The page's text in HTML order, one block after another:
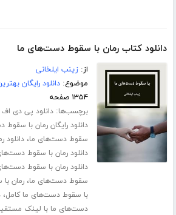
دانلود کتاب رمان با سقوط دست‌های ما
از:زینب ایلخانی
موضوع:دانلود رایگان
۱۳۵۴ صفحه
برچسب‌ها:دانلود پی دی
دانلود رایگان رمان با
سقوط دست‌های ما،
دانلود رمان با سقوط
دانلود رمان با سقوط
سقوط دست‌های ما،رمان
با سقوط دست‌های ما کامل،
دست‌های ما با لینک